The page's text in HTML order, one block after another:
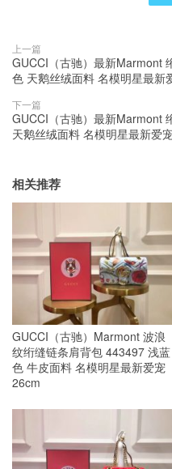
上一篇
GUCCI（古驰）最新Marmont
色 天鹅丝绒面料 名模明星最新
下一篇
GUCCI（古驰）最新Marmont
天鹅丝绒面料 名模明星最新爱
相关推荐
GUCCI（古驰）Marmont 波浪
纹绗缝链条肩背包 443497 浅蓝
色 牛皮面料 名模明星最新爱宠
26cm